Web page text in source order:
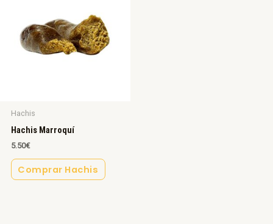
Hachis
Hachis Marroquí
5.50€
Comprar Hachis